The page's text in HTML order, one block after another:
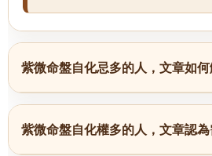
紫微命盤自化忌多的人，文章如何
紫微命盤自化權多的人，文章認